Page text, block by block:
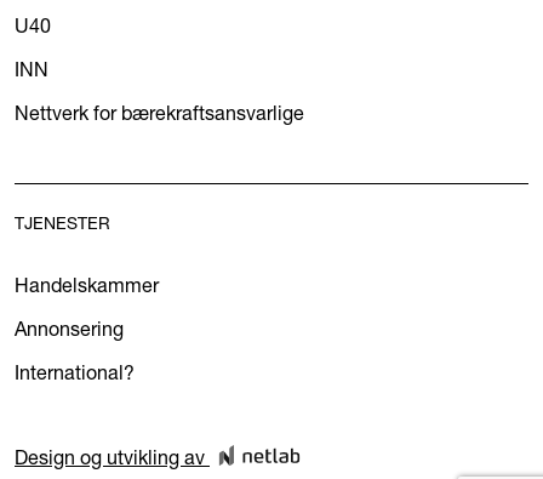
U40
INN
Nettverk for bærekraftsansvarlige
TJENESTER
Handelskammer
Annonsering
International?
Design og utvikling av